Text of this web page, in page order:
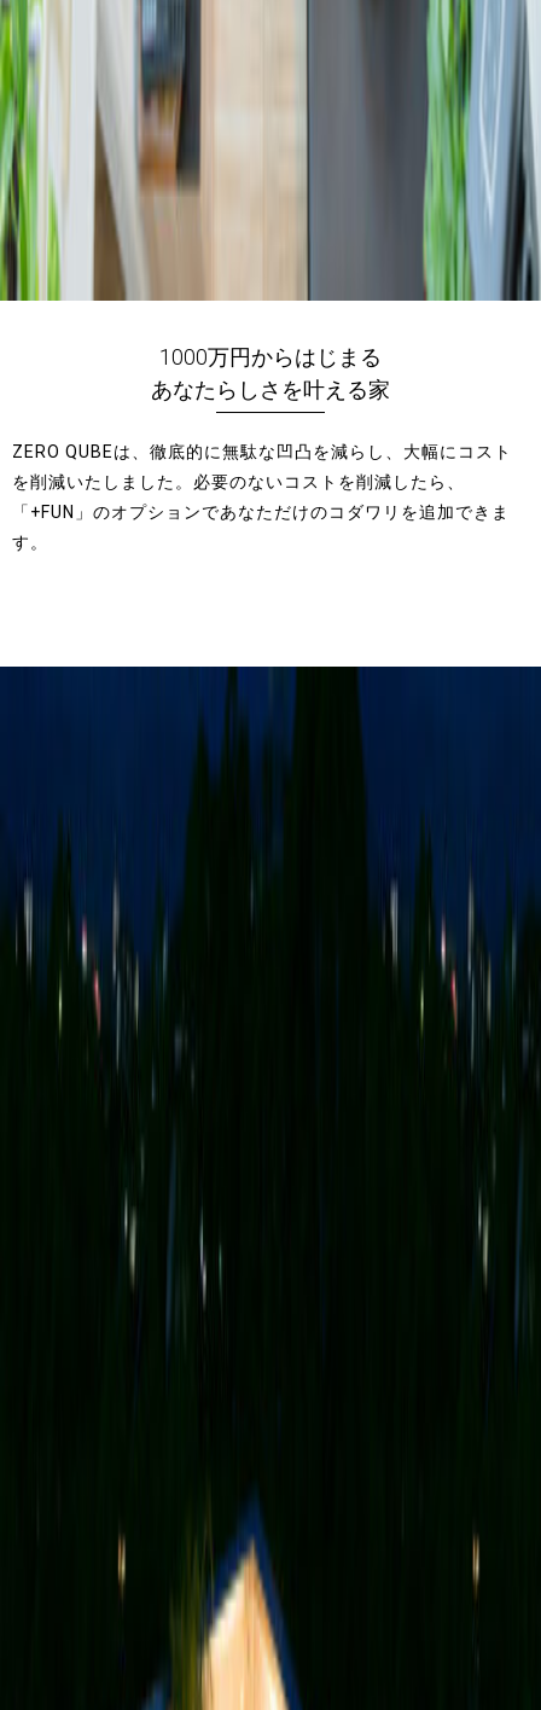
1000万円からはじまる
あなたらしさを叶える家
ZERO QUBEは、徹底的に無駄な凹凸を減らし、大幅にコスト
を削減いたしました。必要のないコストを削減したら、
「+FUN」のオプションであなただけのコダワリを追加できま
す。